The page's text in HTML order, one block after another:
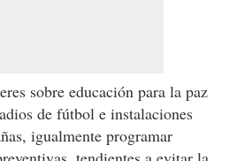
sobre educación para la paz
de fútbol e instalaciones
igualmente programar